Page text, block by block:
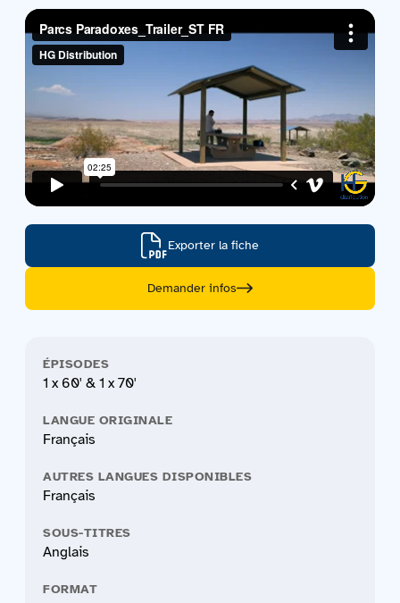
Acquisitions
Exporter la fiche
Demander infos
ÉPISODES
1 x 60' & 1 x 70'
LANGUE ORIGINALE
Français
AUTRES LANGUES DISPONIBLES
Français
SOUS-TITRES
Anglais
FORMAT